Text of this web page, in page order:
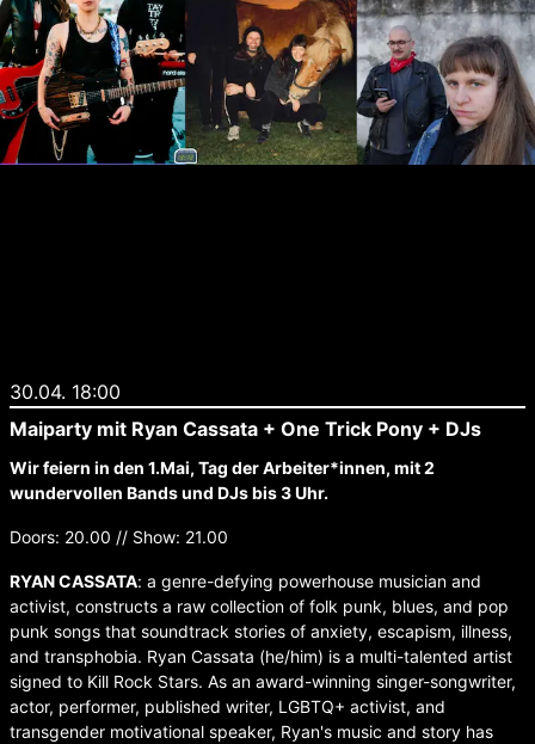
30.04. 18:00
Maiparty mit Ryan Cassata + One Trick Pony + DJs
Wir feiern in den 1.Mai, Tag der Arbeiter*innen, mit 2
wundervollen Bands und DJs bis 3 Uhr.
Doors: 20.00 // Show: 21.00
RYAN CASSATA: a genre-defying powerhouse musician and
activist, constructs a raw collection of folk punk, blues, and pop
punk songs that soundtrack stories of anxiety, escapism, illness,
and transphobia. Ryan Cassata (he/him) is a multi-talented artist
signed to Kill Rock Stars. As an award-winning singer-songwriter,
actor, performer, published writer, LGBTQ+ activist, and
transgender motivational speaker, Ryan's music and story has